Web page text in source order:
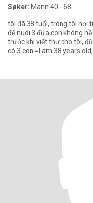
Søker: Mann 40 - 68
tôi đã 38 tuổi, trông tôi hơi
để nuôi 3 đứa con không
trước khi viết thư cho tôi,
có 3 con =I am 38 years